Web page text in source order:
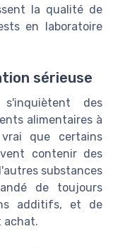
la qualité de
en laboratoire
sérieuse
s'inquiètent des
alimentaires à
que certains
contenir des
substances
de toujours
additifs, et de
achat.